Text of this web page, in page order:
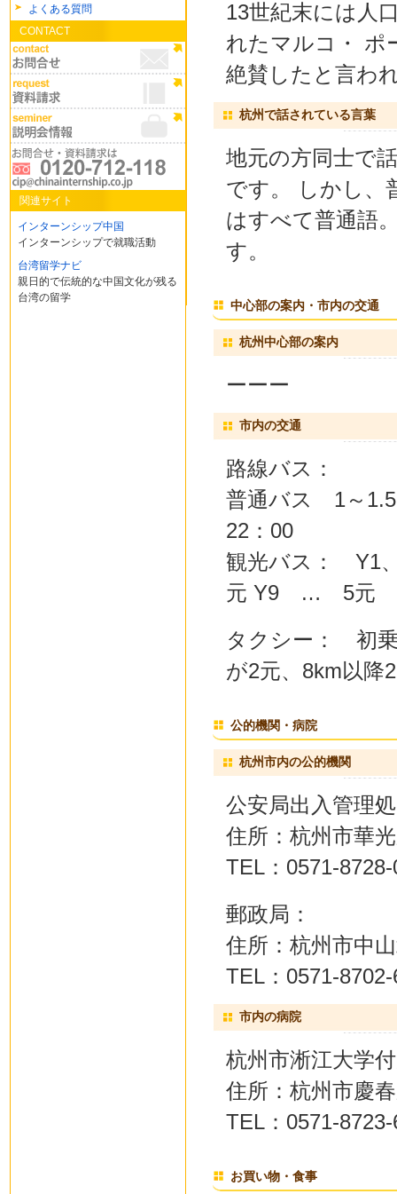
よくある質問
CONTACT
関連サイト
インターンシップ中国
インターンシップで就職活動
台湾留学ナビ
親日的で伝統的な中国文化が残る
台湾の留学
13世紀末には人
れたマルコ・ ポ
絶賛したと言わ
杭州で話されている言葉
地元の方同士で
です。 しかし、
はすべて普通語
す。
中心部の案内・市内の交通
杭州中心部の案内
ーーー
市内の交通
路線バス：
普通バス 1～
22：00
観光バス： Y1
元 Y9 … 5元
タクシー： 初乗
が2元、8km以降
公的機関・病院
杭州市内の公的機関
公安局出入管理
住所：杭州市華
TEL：0571-
郵政局：
住所：杭州市中
TEL：0571-
市内の病院
杭州市淅江大学
住所：杭州市慶
TEL：0571-
お買い物・食事